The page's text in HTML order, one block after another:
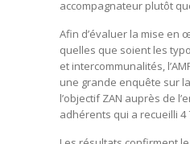
accompagnateur plutôt
Afin d’évaluer la mise en
quelles que soient les
et intercommunalités,
une grande enquête sur
l’objectif ZAN auprès de
adhérents qui a recueilli 4